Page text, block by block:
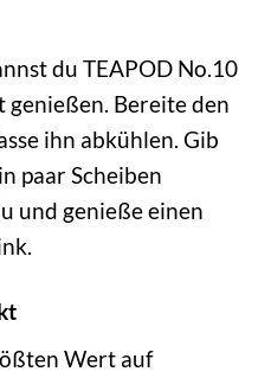
du TEAPOD No.10
Bereite den
ihn abkühlen. Gib
paar Scheiben
und genieße einen
Wert auf